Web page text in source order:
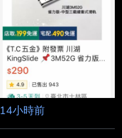
14小時前